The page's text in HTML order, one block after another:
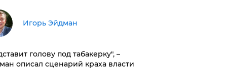
Игорь Эйдман
голову под табакерку", –
описал сценарий краха власти